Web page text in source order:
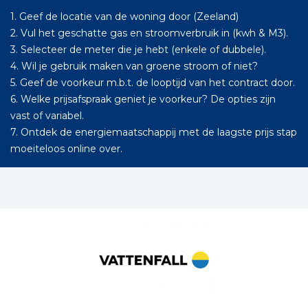
1. Geef de locatie van de woning door (Zeeland)
2. Vul het geschatte gas en stroomverbruik in (kwh & M3).
3. Selecteer de meter die je hebt (enkele of dubbele).
4. Wil je gebruik maken van groene stroom of niet?
5. Geef de voorkeur m.b.t. de looptijd van het contract door.
6. Welke prijsafspraak geniet je voorkeur? De opties zijn
vast of variabel.
7. Ontdek de energiemaatschappij met de laagste prijs stap
moeiteloos online over.